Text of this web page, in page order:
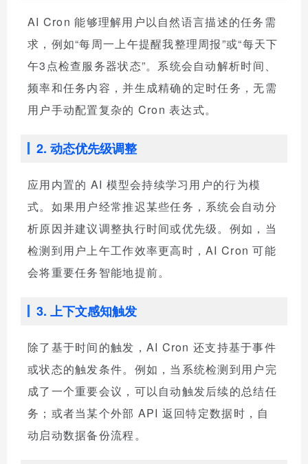
AI Cron 能够理解用户以自然语言描述的任务需
求，例如“每周一上午提醒我整理周报”或“每天下
午3点检查服务器状态”。系统会自动解析时间、
频率和任务内容，并生成精确的定时任务，无需
用户手动配置复杂的 Cron 表达式。
2. 动态优先级调整
应用内置的 AI 模型会持续学习用户的行为模
式。如果用户经常推迟某些任务，系统会自动分
析原因并建议调整执行时间或优先级。例如，当
检测到用户上午工作效率更高时，AI Cron 可能
会将重要任务智能地提前。
3. 上下文感知触发
除了基于时间的触发，AI Cron 还支持基于事件
或状态的触发条件。例如，当系统检测到用户完
成了一个重要会议，可以自动触发后续的总结任
务；或者当某个外部 API 返回特定数据时，自
动启动数据备份流程。